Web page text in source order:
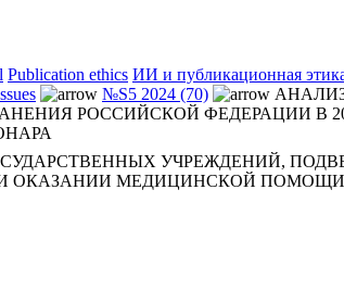
Publication ethics ИИ и публикационная
№S5 2024 (70)
РОССИЙСКОЙ ФЕДЕРАЦИИ
УЧРЕЖДЕНИЙ,
ОКАЗАНИИ МЕДИЦИНСКОЙ